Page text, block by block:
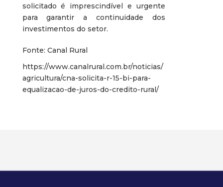
solicitado é imprescindível e urgente
para garantir a continuidade dos
investimentos do setor.
Fonte: Canal Rural
https://www.canalrural.com.br/noticias/
agricultura/cna-solicita-r-15-bi-para-
equalizacao-de-juros-do-credito-rural/